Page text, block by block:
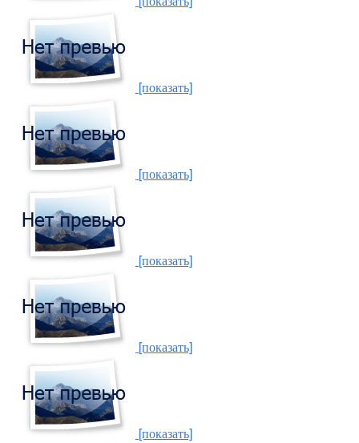
[показать]
[показать]
[показать]
[показать]
[показать]